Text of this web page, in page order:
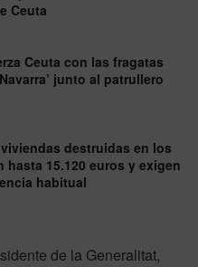
Ceuta
Ceuta con las fragatas
junto al patrullero
destruidas en los
hasta 15.120 euros y exigen
habitual
de la Generalitat,